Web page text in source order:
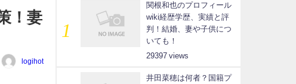
！妻
logihot
関根和也のプロフィール
wiki経歴学歴、実績と評
判！結婚、妻や子供につ
いても！
29397
井田菜穂は何者？国籍プ